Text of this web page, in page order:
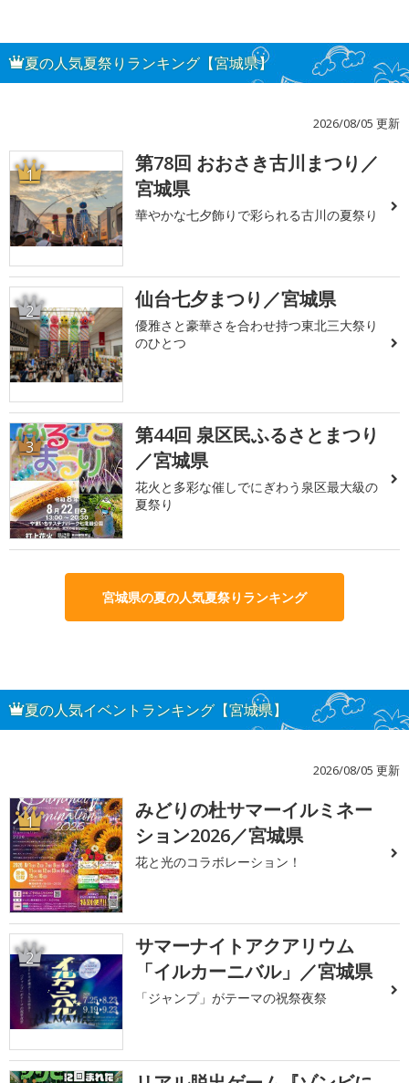
夏の人気夏祭りランキング【宮城県】
2026/08/05 更新
1
第78回 おおさき古川まつり／
宮城県
華やかな七夕飾りで彩られる古川の夏祭り
2 仙台七夕まつり／宮城県
優雅さと豪華さを合わせ持つ東北三大祭り
のひとつ
3
第44回 泉区民ふるさとまつり
／宮城県
花火と多彩な催しでにぎわう泉区最大級の
夏祭り
宮城県の夏の人気夏祭りランキング
夏の人気イベントランキング【宮城県】
2026/08/05 更新
1
みどりの杜サマーイルミネー
ション2026／宮城県
花と光のコラボレーション！
2
サマーナイトアクアリウム
「イルカーニバル」／宮城県
「ジャンプ」がテーマの祝祭夜祭